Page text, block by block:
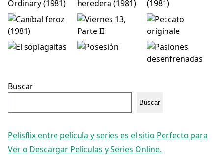
Buscar
Buscar
Pelisflix entre película y series es el sitio Perfecto para
Ver o Descargar Películas y Series Online.